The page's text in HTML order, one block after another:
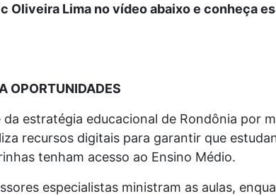
Oliveira Lima no vídeo abaixo e conheça
OPORTUNIDADES
estratégia educacional de Rondônia por
recursos digitais para garantir que
tenham acesso ao Ensino Médio.
especialistas ministram as aulas,